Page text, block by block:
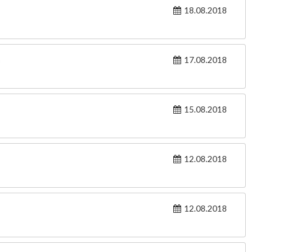
18.08.2018
17.08.2018
15.08.2018
12.08.2018
12.08.2018